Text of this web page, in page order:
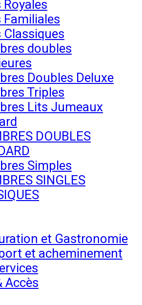
Royales
Familiales
Classiques
doubles
Doubles Deluxe
Triples
Lits Jumeaux
DOUBLES
Simples
SINGLES
et Gastronomie
et acheminement
Accès